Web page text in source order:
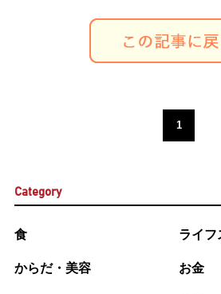
1
Category
食 ライフ
からだ・美容 お金